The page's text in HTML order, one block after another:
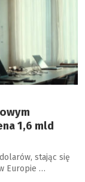
1,6 mld
stając się
Europie …